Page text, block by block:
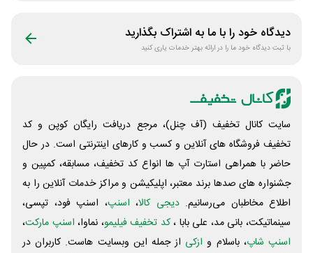
دیدگاه خود را با ما به اشتراک بگذارید
با ثبت دیدگاه خود ما را در ارائه بهتر خدمات یاری کنید
سایت کانال تخفیف (آف چنل)، مرجع دریافت رایگان کوپن و کد
تخفیف فروشگاه های آنلاین و کسب و‌ کارهای اینترنتی است. در حال
حاضر با همراهی استارت آپ ها انواع کد تخفیف، مسابقه، کمپین و
جشنواره های صدها برند معتبر، اپلیکیشن و مراکز خدمات آنلاین را به
اطلاع مخاطبان می‌رسانیم. دیجی کالا، اسنپ، اسنپ فود، تپسی،
سینماتیکت، بانی مد، علی‌ بابا ،کد تخفیف فیلیمو، نماوا، اسنپ مارکت،
اسنپ شاپ، باسلام و ازکی از جمله این وبسایت ‌هاست. کاربران در